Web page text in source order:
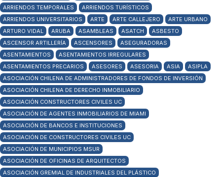
ARRIENDOS TEMPORALES
ARRIENDOS TURÍSTICOS
ARRIENDOS UNIVERSITARIOS
ARTE ARTE CALLEJERO
ARTE URBANO
ARTURO VIDAL
ARUBA ASAMBLEAS ASATCH
ASBESTO
ASCENSOR ARTILLERÍA
ASCENSORES
ASEGURADORAS
ASENTAMIENTOS
ASENTAMIENTOS IRREGULARES
ASENTAMIENTOS PRECARIOS
ASESORES ASESORIA ASIA
ASIPLA
ASOCIACIÓN CHILENA DE ADMINISTRADORES DE FONDOS DE INVERSIÓN
ASOCIACIÓN CHILENA DE DERECHO INMOBILIARIO
ASOCIACIÓN CONSTRUCTORES CIVILES UC
ASOCIACIÓN DE AGENTES INMOBILIARIOS DE MIAMI
ASOCIACIÓN DE BANCOS E INSTITUCIONES
ASOCIACIÓN DE CONSTRUCTORES CIVILES UC
ASOCIACIÓN DE MUNICIPIOS MSUR
ASOCIACIÓN DE OFICINAS DE ARQUITECTOS
ASOCIACIÓN GREMIAL DE INDUSTRIALES DEL PLÁSTICO